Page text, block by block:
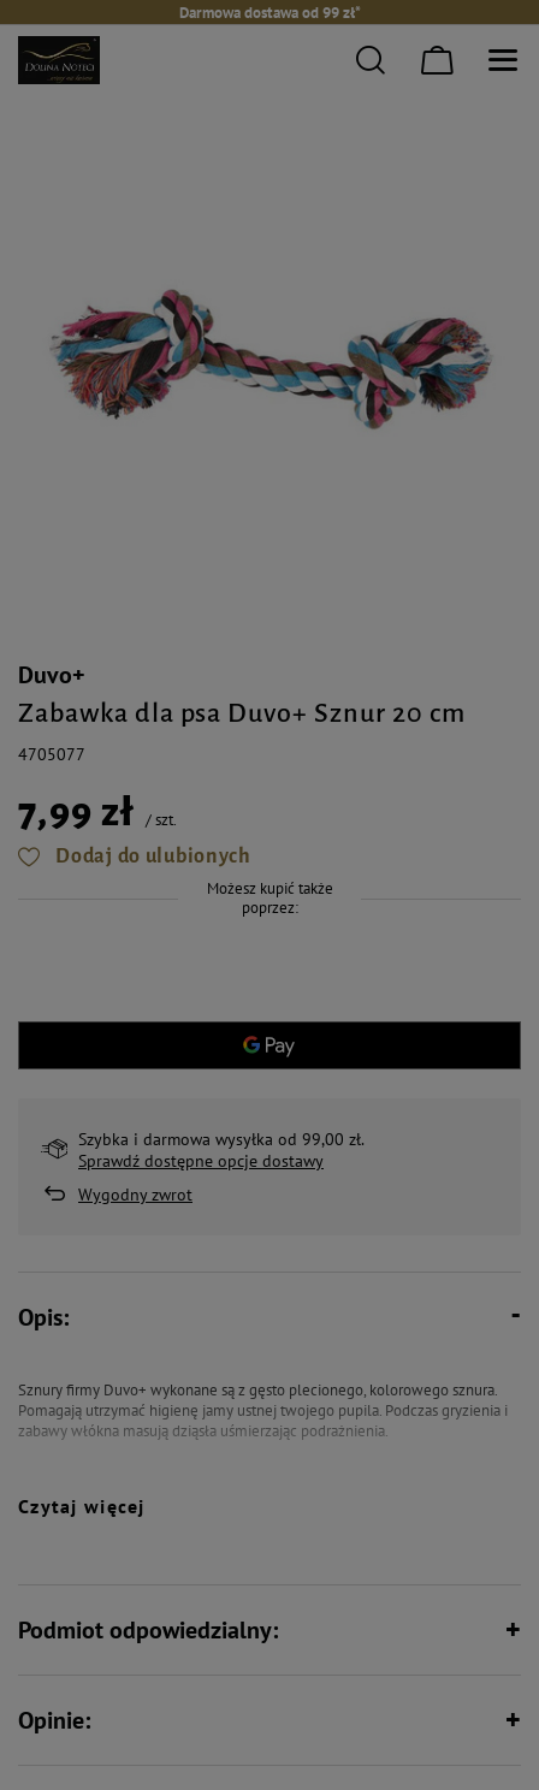
Darmowa dostawa od 99 zł*
Duvo+
Zabawka dla psa Duvo+ Sznur 20 cm
4705077
7,99 zł /szt.
Dodaj do ulubionych
Możesz kupić także
poprzez:
Szybka i darmowa wysyłka od 99,00 zł.
Sprawdź dostępne opcje dostawy
Wygodny zwrot
Opis:
Sznury firmy Duvo+ wykonane są z gęsto plecionego, kolorowego sznura.
Pomagają utrzymać higienę jamy ustnej twojego pupila. Podczas gryzienia i
zabawy włókna masują dziąsła uśmierzając podrażnienia.
Rozmiar: 20 cm.
Czytaj więcej
Podmiot odpowiedzialny:
Opinie: